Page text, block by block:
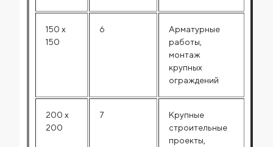
150 x
150
6
Арматурные
работы,
монтаж
крупных
ограждений
200 x
200
7
Крупные
строительные
проекты,